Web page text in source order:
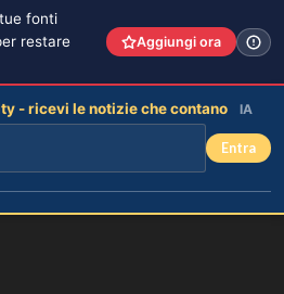
fonti
restare
Aggiungi ora
- ricevi le notizie che contano IA
Entra